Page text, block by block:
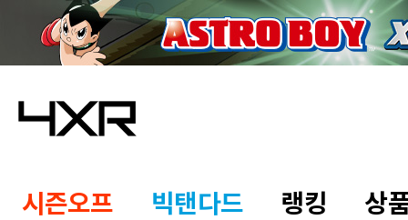
시즌오프 빅탠다드 랭킹 상